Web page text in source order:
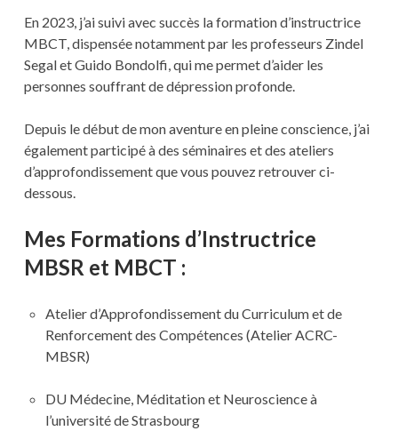
En 2023, j’ai suivi avec succès la formation d’instructrice
MBCT, dispensée notamment par les professeurs Zindel
Segal et Guido Bondolfi, qui me permet d’aider les
personnes souffrant de dépression profonde.
Depuis le début de mon aventure en pleine conscience, j’ai
également participé à des séminaires et des ateliers
d’approfondissement que vous pouvez retrouver ci-
dessous.
Mes Formations d’Instructrice
MBSR et MBCT :
Atelier d’Approfondissement du Curriculum et de
Renforcement des Compétences (Atelier ACRC-
MBSR)
DU Médecine, Méditation et Neuroscience à
l’université de Strasbourg